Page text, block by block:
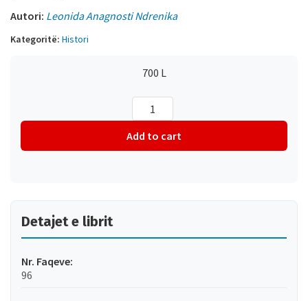
Autori: Leonida Anagnosti Ndrenika
Kategoritë: Histori
700 L
Misteret
e
pellazgëve
/
Add to cart
Detajet e librit
Nr. Faqeve:
96